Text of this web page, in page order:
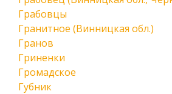
Грабовцы
Гранитное (Винницкая обл.)
Гранов
Гриненки
Громадское
Губник